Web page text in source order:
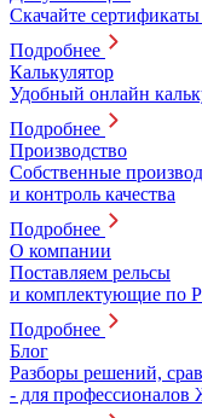
Скачайте
Подробнее
Калькулятор
Удобный онлайн
Подробнее
Производство
Собственные
и контроль качества
Подробнее
О компании
Поставляем рельсы
и комплектующие по
Подробнее
Блог
Разборы решений,
- для